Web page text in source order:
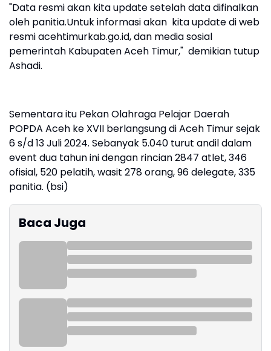
"Data resmi akan kita update setelah data difinalkan
oleh panitia.Untuk informasi akan kita update di web
resmi acehtimurkab.go.id, dan media sosial
pemerintah Kabupaten Aceh Timur," demikian tutup
Ashadi.
Sementara itu Pekan Olahraga Pelajar Daerah
POPDA Aceh ke XVII berlangsung di Aceh Timur sejak
6 s/d 13 Juli 2024. Sebanyak 5.040 turut andil dalam
event dua tahun ini dengan rincian 2847 atlet, 346
ofisial, 520 pelatih, wasit 278 orang, 96 delegate, 335
panitia. (bsi)
Baca Juga